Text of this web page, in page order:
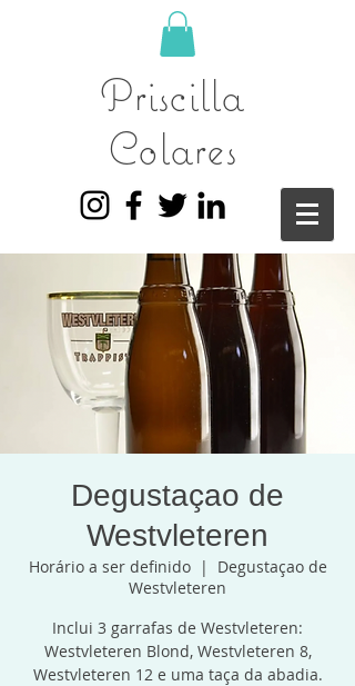
Priscilla
Colares
Degustaçao de
Westvleteren
Horário a ser definido
  |
Degustaçao de
Westvleteren
Inclui 3 garrafas de Westvleteren:
Westvleteren Blond, Westvleteren 8,
Westvleteren 12 e uma taça da abadia.